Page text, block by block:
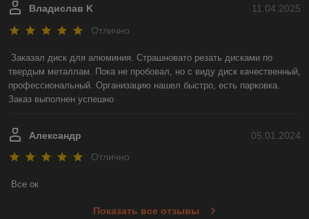
11.04.2025
Владислав K
Отлично
Заказал диск для алюминия. Страшновато резать дисками по
твердым металлам. Пока не пробовал, но с виду диск качественный,
профессиональный. Организацию нашел быстро, есть парковка.
Заказ выполнен успешно
05.01.2024
Александр
Отлично
Все ок
Показать все отзывы